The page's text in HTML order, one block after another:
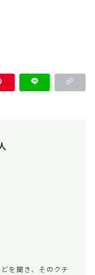
を聞き、そのクチ